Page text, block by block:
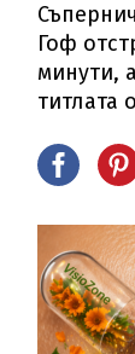
Гоф
минути,
титлата